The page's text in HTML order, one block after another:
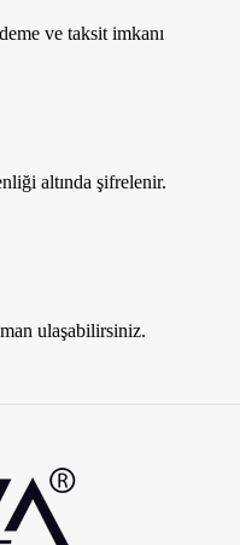
ve taksit imkanı
altında şifrelenir.
ulaşabilirsiniz.